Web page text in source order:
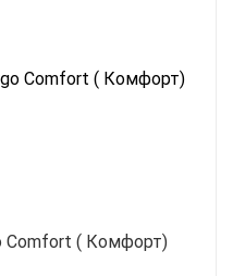
Comfort ( Комфорт)